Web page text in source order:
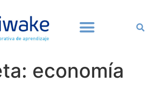
economía